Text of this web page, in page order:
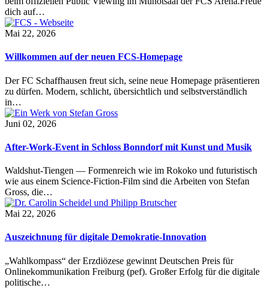
dich auf…
Mai 22, 2026
Willkommen auf der neuen FCS-Homepage
Der FC Schaffhausen freut sich, seine neue Homepage präsentieren
zu dürfen. Modern, schlicht, übersichtlich und selbstverständlich
in…
Juni 02, 2026
After-Work-Event in Schloss Bonndorf mit Kunst und Musik
Waldshut-Tiengen — Formenreich wie im Rokoko und futuristisch
wie aus einem Science-Fiction-Film sind die Arbeiten von Stefan
Gross, die…
Mai 22, 2026
Auszeichnung für digitale Demokratie-Innovation
„Wahlkompass“ der Erzdiözese gewinnt Deutschen Preis für
Onlinekommunikation Freiburg (pef). Großer Erfolg für die digitale
politische…